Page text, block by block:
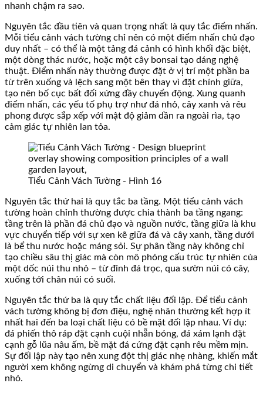
nhanh chậm ra sao.
Nguyên tắc đầu tiên và quan trọng nhất là quy tắc điểm nhấn.
Mỗi tiểu cảnh vách tường chỉ nên có một điểm nhấn chủ đạo
duy nhất – có thể là một tảng đá cảnh có hình khối đặc biệt,
một dòng thác nước, hoặc một cây bonsai tạo dáng nghệ
thuật. Điểm nhấn này thường được đặt ở vị trí một phần ba
từ trên xuống và lệch sang một bên thay vì đặt chính giữa,
tạo nên bố cục bất đối xứng đầy chuyển động. Xung quanh
điểm nhấn, các yếu tố phụ trợ như đá nhỏ, cây xanh và rêu
phong được sắp xếp với mật độ giảm dần ra ngoài rìa, tạo
cảm giác tự nhiên lan tỏa.
Tiểu Cảnh Vách Tường - Hình 16
Nguyên tắc thứ hai là quy tắc ba tầng. Một tiểu cảnh vách
tường hoàn chỉnh thường được chia thành ba tầng ngang:
tầng trên là phần đá chủ đạo và nguồn nước, tầng giữa là khu
vực chuyển tiếp với sự xen kẽ giữa đá và cây xanh, tầng dưới
là bể thu nước hoặc máng sỏi. Sự phân tầng này không chỉ
tạo chiều sâu thị giác mà còn mô phỏng cấu trúc tự nhiên của
một dốc núi thu nhỏ – từ đỉnh đá trọc, qua sườn núi có cây,
xuống tới chân núi có suối.
Nguyên tắc thứ ba là quy tắc chất liệu đối lập. Để tiểu cảnh
vách tường không bị đơn điệu, nghệ nhân thường kết hợp ít
nhất hai đến ba loại chất liệu có bề mặt đối lập nhau. Ví dụ:
đá phiến thô ráp đặt cạnh cuội nhẵn bóng, đá xám lạnh đặt
cạnh gỗ lũa nâu ấm, bề mặt đá cứng đặt cạnh rêu mềm mịn.
Sự đối lập này tạo nên xung đột thị giác nhẹ nhàng, khiến mắt
người xem không ngừng di chuyển và khám phá từng chi tiết
nhỏ.